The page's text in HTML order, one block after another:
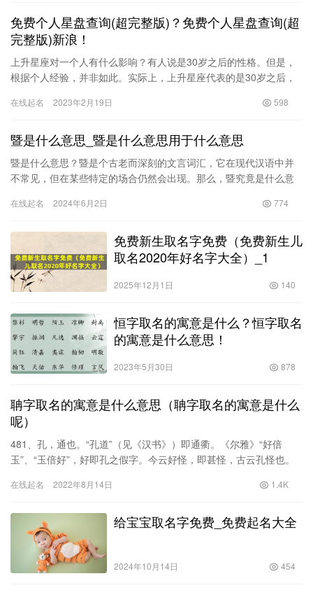
免费个人星盘查询(超完整版)？免费个人星盘查询(超
完整版)新浪！
上升星座对一个人有什么影响？有人说是30岁之后的性格。但是，
根据个人经验，并非如此。实际上，上升星座代表的是30岁之后，
是…
在线起名 2023年2月19日 598
暨是什么意思_暨是什么意思用于什么意思
暨是什么意思？暨是个古老而深刻的文言词汇，它在现代汉语中并
不常见，但在某些特定的场合仍然会出现。那么，暨究竟是什么意
作品…
在线起名 2024年6月2日 774
免费新生取名字免费（免费新生儿
取名2020年好名字大全）_1
2025年12月1日 140
恒字取名的寓意是什么？恒字取名
的寓意是什么意思！
2023年5月30日 878
聃字取名的寓意是什么意思（聃字取名的寓意是什么
呢）
481、孔，通也。“孔道”（见《汉书》）即通衢。《尔雅》“好倍
玉”、“玉倍好”，好即孔之假字。今云好怪，即甚怪，古云孔怪也。
在线起名 2022年8月14日 1.4K
给宝宝取名字免费_免费起名大全
2024年10月14日 454